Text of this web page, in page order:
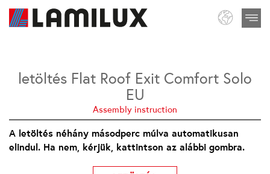
letöltés Flat Roof Exit Comfort Solo
EU
Assembly instruction
A letöltés néhány másodperc múlva automatikusan
elindul. Ha nem, kérjük, kattintson az alábbi gombra.